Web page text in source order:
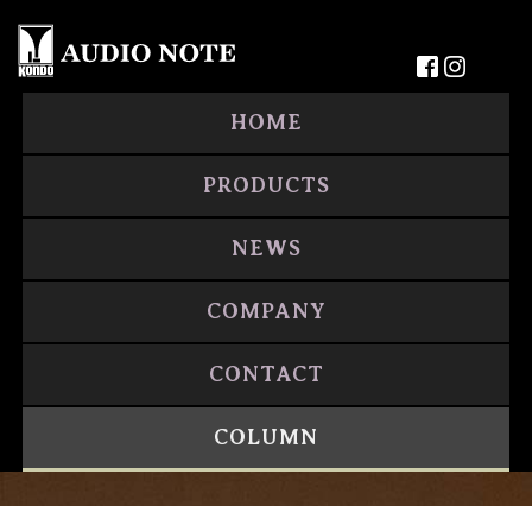
HOME
PRODUCTS
NEWS
COMPANY
CONTACT
COLUMN